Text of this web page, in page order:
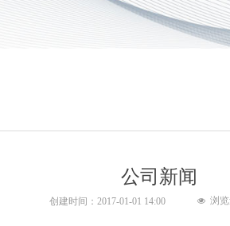
创建时间： 2017-01-01 14:00 넶 浏
公司新闻